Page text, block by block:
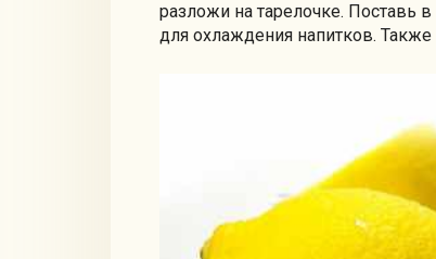
разложи на тарелочке. Поставь
для охлаждения напитков.